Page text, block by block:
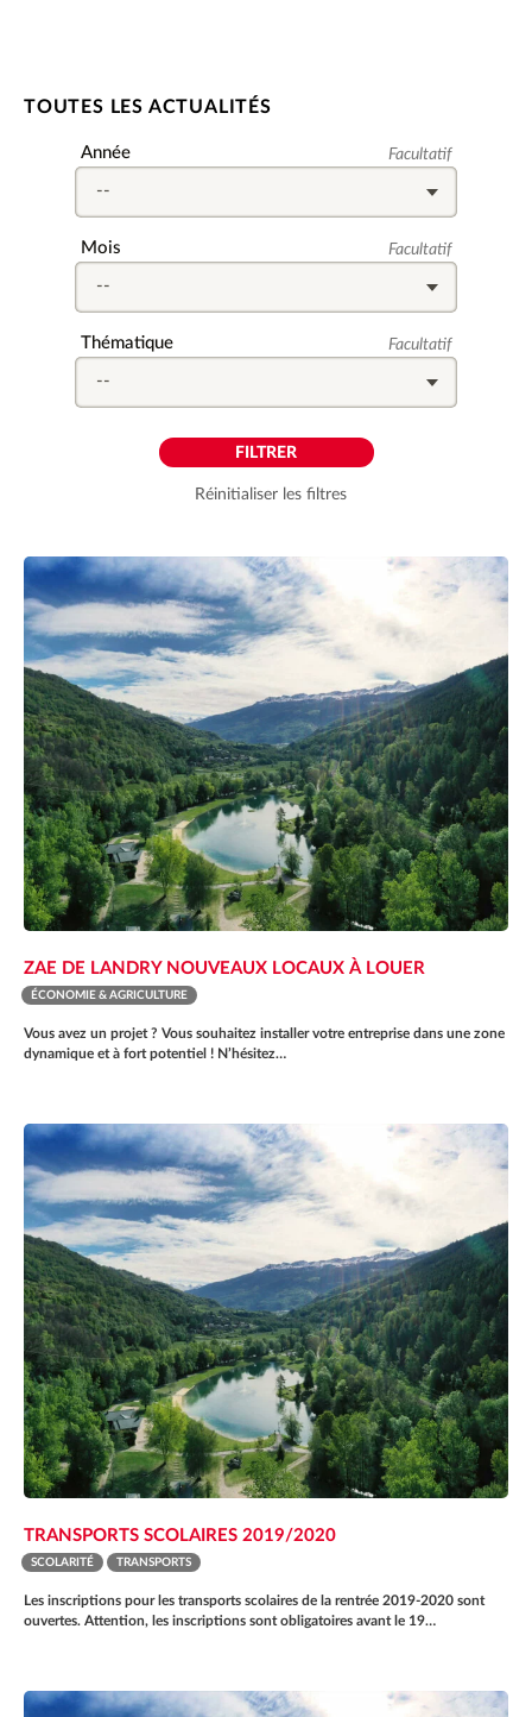
TOUTES LES ACTUALITÉS
Champ
Année Facultatif
Champ
Mois Facultatif
Champ
Thématique Facultatif
Réinitialiser les filtres
ZAE DE LANDRY NOUVEAUX LOCAUX À LOUER
ÉCONOMIE & AGRICULTURE
Vous avez un projet ? Vous souhaitez installer votre entreprise dans une zone
dynamique et à fort potentiel ! N’hésitez…
TRANSPORTS SCOLAIRES 2019/2020
SCOLARITÉ TRANSPORTS
Les inscriptions pour les transports scolaires de la rentrée 2019-2020 sont
ouvertes. Attention, les inscriptions sont obligatoires avant le 19…